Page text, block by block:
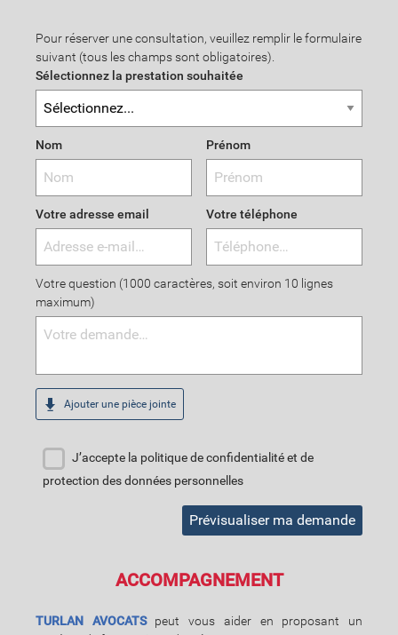
Pour réserver une consultation, veuillez remplir le formulaire
suivant (tous les champs sont obligatoires).
Sélectionnez la prestation souhaitée
Nom Prénom
Votre adresse email Votre téléphone
Votre question (1000 caractères, soit environ 10 lignes
maximum)
Ajouter une pièce jointe
J’accepte la politique de confidentialité et de
protection des données personnelles
Prévisualiser ma demande
ACCOMPAGNEMENT
TURLAN AVOCATS
peut vous aider en proposant un